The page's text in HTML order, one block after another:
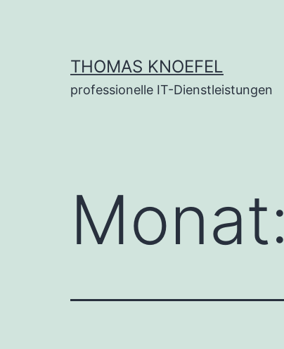
THOMAS KNOEFEL
professionelle IT-Dienstleistungen
Monat: